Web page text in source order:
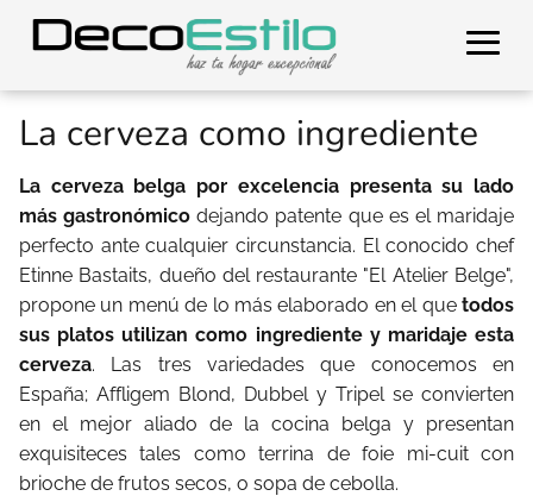
La cerveza como ingrediente
La cerveza belga por excelencia presenta su lado
más gastronómico dejando patente que es el maridaje
perfecto ante cualquier circunstancia. El conocido chef
Etinne Bastaits, dueño del restaurante "El Atelier Belge",
propone un menú de lo más elaborado en el que todos
sus platos utilizan como ingrediente y maridaje esta
cerveza. Las tres variedades que conocemos en
España; Affligem Blond, Dubbel y Tripel se convierten
en el mejor aliado de la cocina belga y presentan
exquisiteces tales como terrina de foie mi-cuit con
brioche de frutos secos, o sopa de cebolla.